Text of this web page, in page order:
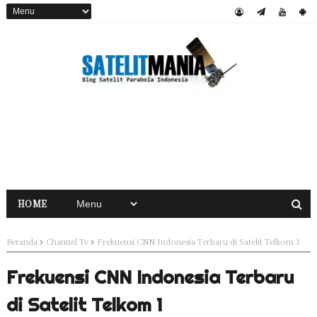
HOME
Beranda Channel Tv Frekuensi CNN Indonesia Terbaru di Satelit Telkom 1
Frekuensi CNN Indonesia Terbaru
di Satelit Telkom 1